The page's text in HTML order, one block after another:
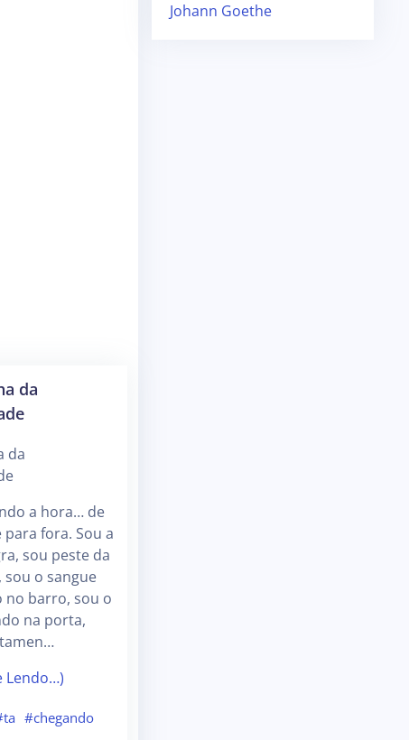
da
da
a hora… de
fora. Sou a
sou peste da
sou o sangue
no barro, sou o
na porta,
Lendo…)
#chegando
Johann Goethe